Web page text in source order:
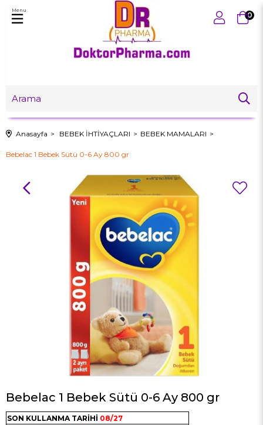
0
Menu
Anasayfa BEBEK İHTİYAÇLARI BEBEK MAMALARI
Bebelac 1 Bebek Sütü 0-6 Ay 800 gr
Bebelac 1 Bebek Sütü 0-6 Ay 800 gr
SON KULLANMA TARİHİ 08/27